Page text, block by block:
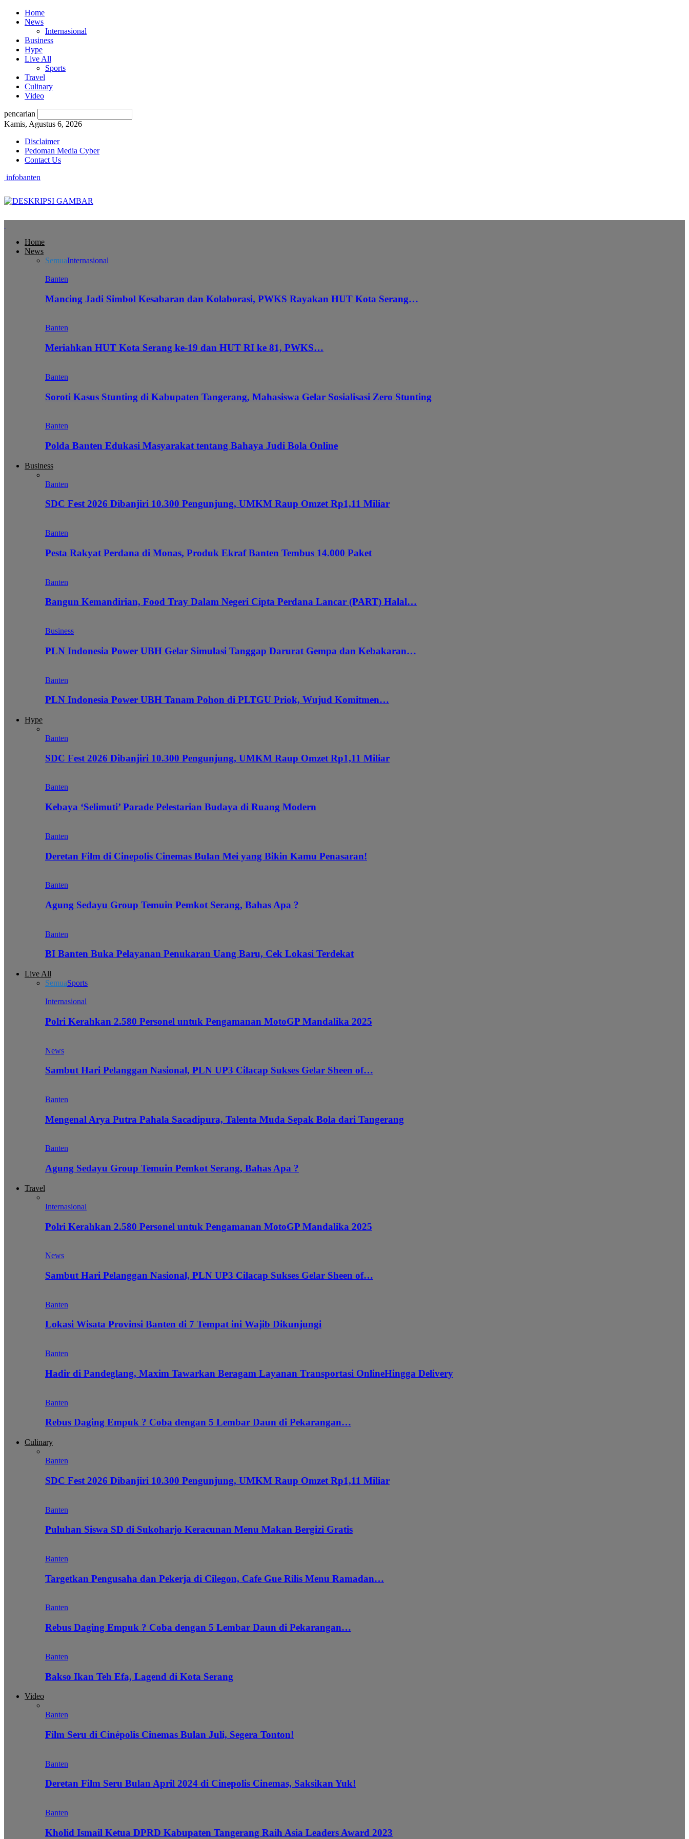
Home
News
Internasional
Business
Hype
Live All
Sports
Travel
Culinary
Video
pencarian
Kamis, Agustus 6, 2026
Disclaimer
Pedoman Media Cyber
Contact Us
infobanten
Home
News
SemuaInternasional
Banten
Mancing Jadi Simbol Kesabaran dan Kolaborasi, PWKS Rayakan HUT Kota Serang…
Banten
Meriahkan HUT Kota Serang ke-19 dan HUT RI ke 81, PWKS…
Banten
Soroti Kasus Stunting di Kabupaten Tangerang, Mahasiswa Gelar Sosialisasi Zero Stunting
Banten
Polda Banten Edukasi Masyarakat tentang Bahaya Judi Bola Online
Business
Banten
SDC Fest 2026 Dibanjiri 10.300 Pengunjung, UMKM Raup Omzet Rp1,11 Miliar
Banten
Pesta Rakyat Perdana di Monas, Produk Ekraf Banten Tembus 14.000 Paket
Banten
Bangun Kemandirian, Food Tray Dalam Negeri Cipta Perdana Lancar (PART) Halal…
Business
PLN Indonesia Power UBH Gelar Simulasi Tanggap Darurat Gempa dan Kebakaran…
Banten
PLN Indonesia Power UBH Tanam Pohon di PLTGU Priok, Wujud Komitmen…
Hype
Banten
SDC Fest 2026 Dibanjiri 10.300 Pengunjung, UMKM Raup Omzet Rp1,11 Miliar
Banten
Kebaya ‘Selimuti’ Parade Pelestarian Budaya di Ruang Modern
Banten
Deretan Film di Cinepolis Cinemas Bulan Mei yang Bikin Kamu Penasaran!
Banten
Agung Sedayu Group Temuin Pemkot Serang, Bahas Apa ?
Banten
BI Banten Buka Pelayanan Penukaran Uang Baru, Cek Lokasi Terdekat
Live All
SemuaSports
Internasional
Polri Kerahkan 2.580 Personel untuk Pengamanan MotoGP Mandalika 2025
News
Sambut Hari Pelanggan Nasional, PLN UP3 Cilacap Sukses Gelar Sheen of…
Banten
Mengenal Arya Putra Pahala Sacadipura, Talenta Muda Sepak Bola dari Tangerang
Banten
Agung Sedayu Group Temuin Pemkot Serang, Bahas Apa ?
Travel
Internasional
Polri Kerahkan 2.580 Personel untuk Pengamanan MotoGP Mandalika 2025
News
Sambut Hari Pelanggan Nasional, PLN UP3 Cilacap Sukses Gelar Sheen of…
Banten
Lokasi Wisata Provinsi Banten di 7 Tempat ini Wajib Dikunjungi
Banten
Hadir di Pandeglang, Maxim Tawarkan Beragam Layanan Transportasi OnlineHingga Delivery
Banten
Rebus Daging Empuk ? Coba dengan 5 Lembar Daun di Pekarangan…
Culinary
Banten
SDC Fest 2026 Dibanjiri 10.300 Pengunjung, UMKM Raup Omzet Rp1,11 Miliar
Banten
Puluhan Siswa SD di Sukoharjo Keracunan Menu Makan Bergizi Gratis
Banten
Targetkan Pengusaha dan Pekerja di Cilegon, Cafe Gue Rilis Menu Ramadan…
Banten
Rebus Daging Empuk ? Coba dengan 5 Lembar Daun di Pekarangan…
Banten
Bakso Ikan Teh Efa, Lagend di Kota Serang
Video
Banten
Film Seru di Cinépolis Cinemas Bulan Juli, Segera Tonton!
Banten
Deretan Film Seru Bulan April 2024 di Cinepolis Cinemas, Saksikan Yuk!
Banten
Kholid Ismail Ketua DPRD Kabupaten Tangerang Raih Asia Leaders Award 2023